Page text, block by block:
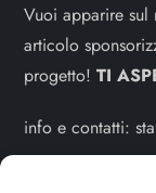
Vuoi apparire sul
articolo
progetto!TI
info e contatti:
dojouomo.it è